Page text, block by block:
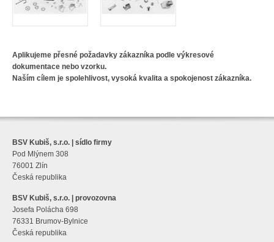
Aplikujeme přesné požadavky zákazníka podle výkresové
dokumentace nebo vzorku.
Naším cílem je spolehlivost, vysoká kvalita a spokojenost zákazníka.
BSV Kubiš, s.r.o. | sídlo firmy
Pod Mlýnem 308
76001 Zlín
Česká republika
BSV Kubiš, s.r.o. | provozovna
Josefa Polácha 698
76331 Brumov-Bylnice
Česká republika